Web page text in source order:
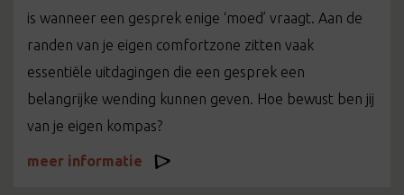
is wanneer een gesprek enige ‘moed’ vraagt. Aan de
randen van je eigen comfortzone zitten vaak
essentiële uitdagingen die een gesprek een
belangrijke wending kunnen geven. Hoe bewust ben jij
van je eigen kompas?
meer informatie